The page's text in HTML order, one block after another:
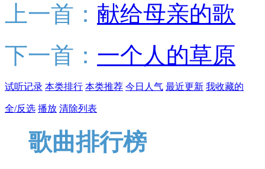
上一首： 献给母亲的歌
下一首： 一个人的草原
试听记录 本类排行 本类推荐 今日人气 最近更新 我收藏的
全/反选 播放 清除列表
歌曲排行榜